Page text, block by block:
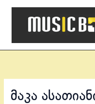
Skip
მაკა